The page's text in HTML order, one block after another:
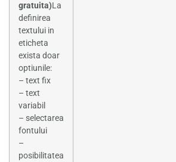
gratuita)La
definirea
textului in
eticheta
exista doar
optiunile:
– text fix
– text
variabil
– selectarea
fontului
–
posibilitatea